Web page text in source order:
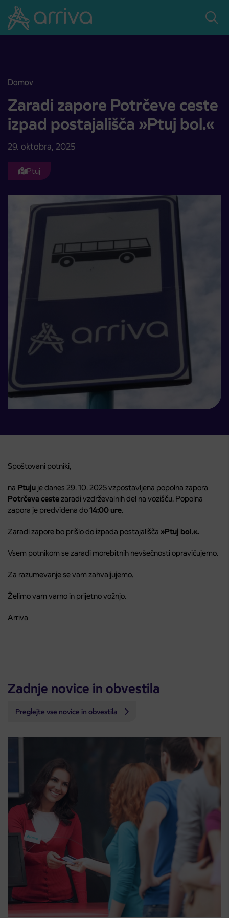
Skoči na vsebino
Domov
Zaradi zapore Potrčeve ceste izpad postajališča »Ptuj bol.«
Zaradi zapore Potrčeve ceste
izpad postajališča »Ptuj bol.«
29. oktobra, 2025
Ptuj
Spoštovani potniki,
na Ptuju je danes 29. 10. 2025 vzpostavljena popolna zapora
Potrčeva ceste zaradi vzdrževalnih del na vozišču. Popolna
zapora je predvidena do14:00 ure.
Zaradi zapore bo prišlo do izpada postajališča »Ptuj bol.«.
Vsem potnikom se zaradi morebitnih nevšečnosti opravičujemo.
Za razumevanje se vam zahvaljujemo.
Želimo vam varno in prijetno vožnjo.
Arriva
Zadnje novice in obvestila
Preglejte vse novice in obvestila